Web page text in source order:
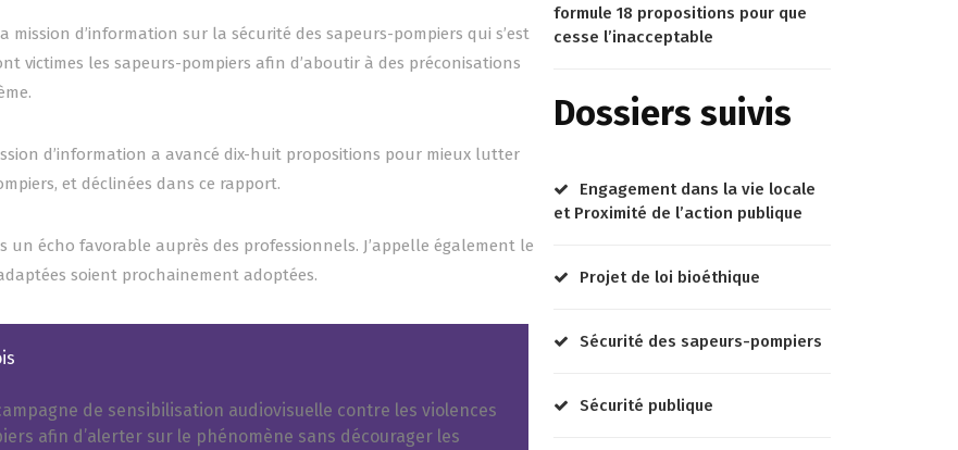
d’information sur la sécurité des sapeurs-pompiers qui s’est
victimes les sapeurs-pompiers afin d’aboutir à des préconisations
d’information a avancé dix-huit propositions pour mieux lutter
et déclinées dans ce rapport.
écho favorable auprès des professionnels. J’appelle également le
soient prochainement adoptées.
de sensibilisation audiovisuelle contre les violences
afin d’alerter sur le phénomène sans décourager les
formule 18 propositions pour que
cesse l’inacceptable
Dossiers suivis
Engagement dans la vie locale
et Proximité de l’action publique
Projet de loi bioéthique
Sécurité des sapeurs-pompiers
Sécurité publique